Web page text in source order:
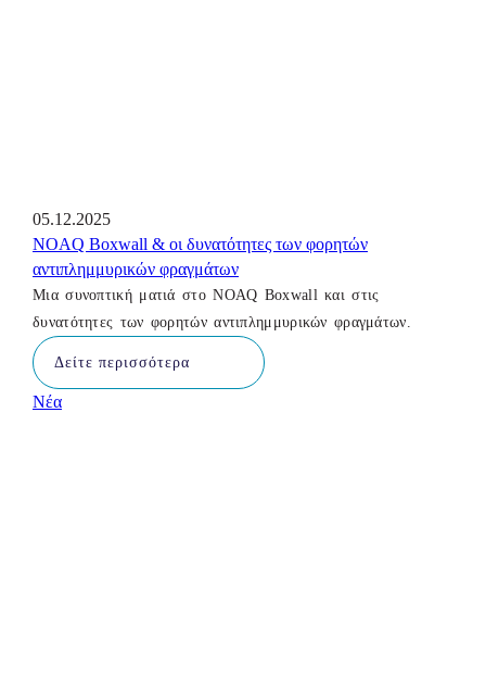
05.12.2025
NOAQ Boxwall & οι δυνατότητες των φορητών
αντιπλημμυρικών φραγμάτων
Μια συνοπτική ματιά στο NOAQ Boxwall και στις
δυνατότητες των φορητών αντιπλημμυρικών φραγμάτων.
Δείτε περισσότερα
Νέα